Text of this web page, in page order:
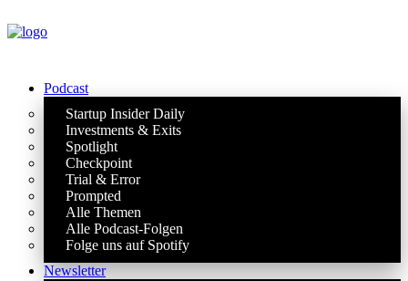
Podcast
Startup Insider Daily
Investments & Exits
Spotlight
Checkpoint
Trial & Error
Prompted
Alle Themen
Alle Podcast-Folgen
Folge uns auf Spotify
Newsletter